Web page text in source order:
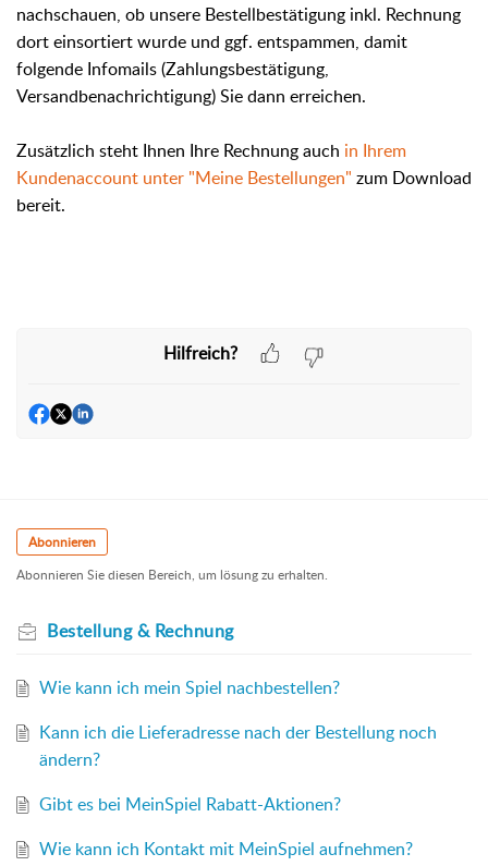
nachschauen, ob unsere Bestellbestätigung inkl. Rechnung
dort einsortiert wurde und ggf. entspammen, damit
folgende Infomails (Zahlungsbestätigung,
Versandbenachrichtigung) Sie dann erreichen.
Zusätzlich steht Ihnen Ihre Rechnung auch in Ihrem
Kundenaccount unter "Meine Bestellungen" zum Download
bereit.
Hilfreich?
Abonnieren
Abonnieren Sie diesen Bereich, um lösung zu erhalten.
Bestellung & Rechnung
Wie kann ich mein Spiel nachbestellen?
Kann ich die Lieferadresse nach der Bestellung noch
ändern?
Gibt es bei MeinSpiel Rabatt-Aktionen?
Wie kann ich Kontakt mit MeinSpiel aufnehmen?